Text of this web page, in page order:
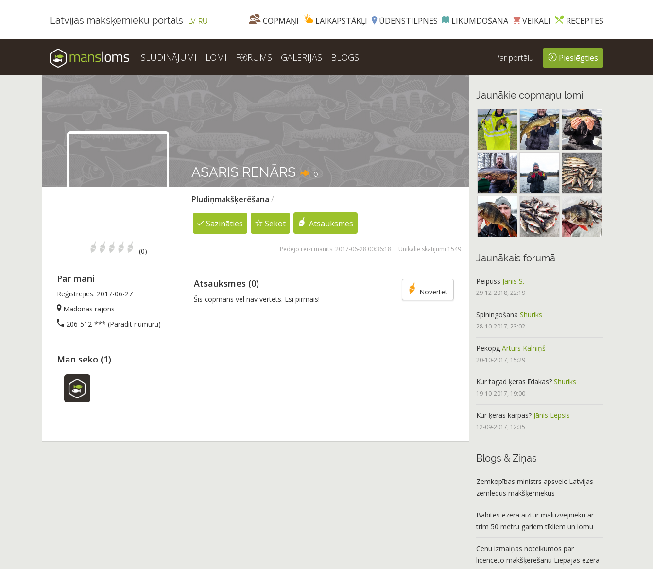
Latvijas makšķernieku portāls LV RU COPMAŅI LAIKAPSTĀKĻI ŪDENSTILPNES LIKUMDOŠANA VEIKALI RECEPTES
SLUDINĀJUMI LOMI F RUMS GALERIJAS BLOGS Par portālu Pieslēgties
(0)
ASARIS RENĀRS 0
Pludiņmakšķerēšana/
Sazināties Sekot Atsauksmes
Pēdējo reizi manīts: 2017-06-28 00:36:18 Unikālie skatījumi 1549
Par mani
Reģistrējies: 2017-06-27
Madonas rajons
206-512-*** (Parādīt numuru)
Man seko (1)
Atsauksmes (0)
Novērtēt
Šis copmans vēl nav vērtēts. Esi pirmais!
Jaunākie copmaņu lomi
Jaunākais forumā
Peipuss Jānis S.
29-12-2018, 22:19
Spiningošana Shuriks
28-10-2017, 23:02
Рекорд Artūrs Kalniņš
20-10-2017, 15:29
Kur tagad ķeras līdakas? Shuriks
19-10-2017, 19:00
Kur ķeras karpas? Jānis Lepsis
12-09-2017, 12:35
Blogs & Ziņas
Zemkopības ministrs apsveic Latvijas
zemledus makšķerniekus
Babītes ezerā aiztur maluzvejnieku ar
trim 50 metru gariem tīkliem un lomu
Cenu izmaiņas noteikumos par
licencēto makšķerēšanu Liepājas ezerā